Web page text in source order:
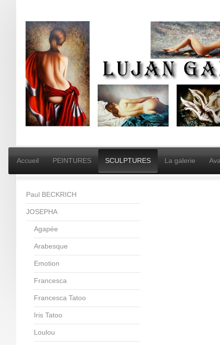
Accueil PEINTURES SCULPTURES La galerie
Paul BECKRICH
JOSEPHA
Agapée
Arabesque
Emotion
Francesca
Francesca Tatoo
Iris Tatoo
Loulou